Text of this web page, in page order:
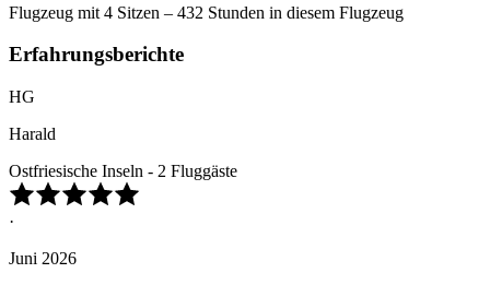
Flugzeug mit 4 Sitzen – 432 Stunden in diesem Flugzeug
Erfahrungsberichte
HG
Harald
Ostfriesische Inseln - 2 Fluggäste
·
Juni 2026